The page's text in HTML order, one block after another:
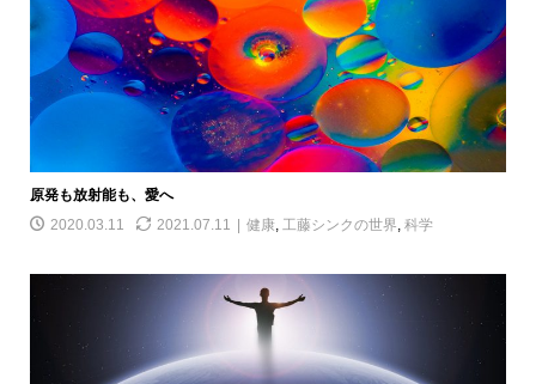
原発も放射能も、愛へ
2020.03.11
2021.07.11 健康, 工藤シンクの世界, 科学